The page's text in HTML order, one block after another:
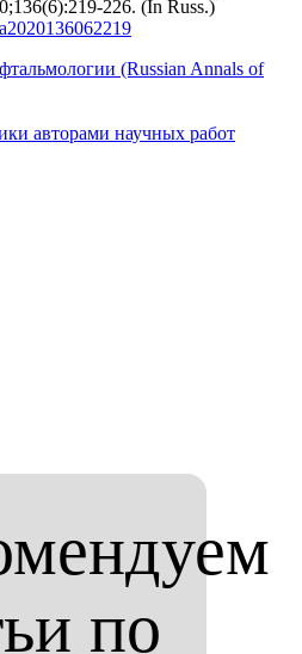
(In Russ.)
по